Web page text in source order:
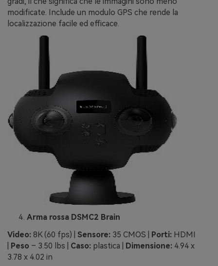
modificate. Include un modulo GPS che rende la
localizzazione facile ed efficace.
Arma rossa DSMC2 Brain
Video: 8K (60 fps) | Sensore: 35 CMOS | Porti: HDMI
Peso – 3.50 lbs | Caso: plastica | Dimensione: 4.94 x
3.78 x 4.02 in